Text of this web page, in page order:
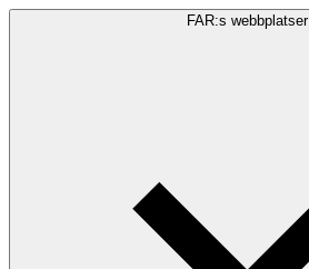
FAR:s webbplatser